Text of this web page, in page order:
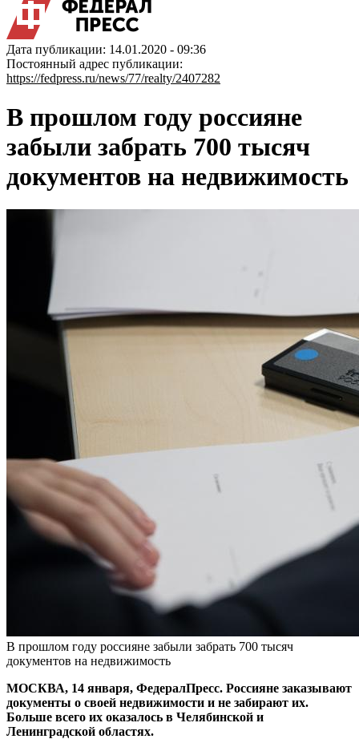
Дата публикации: 14.01.2020 - 09:36
Постоянный адрес публикации:
https://fedpress.ru/news/77/realty/2407282
В прошлом году россияне
забыли забрать 700 тысяч
документов на недвижимость
В прошлом году россияне забыли забрать 700 тысяч
документов на недвижимость
МОСКВА, 14 января, ФедералПресс. Россияне заказывают
документы о своей недвижимости и не забирают их.
Больше всего их оказалось в Челябинской и
Ленинградской областях.